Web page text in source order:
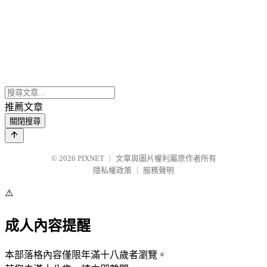
推薦文章
關閉搜尋
© 2026 PIXNET
文章與圖片權利屬原作者所有
隱私權政策
服務聲明
⚠️
成人內容提醒
本部落格內容僅限年滿十八歲者瀏覽。